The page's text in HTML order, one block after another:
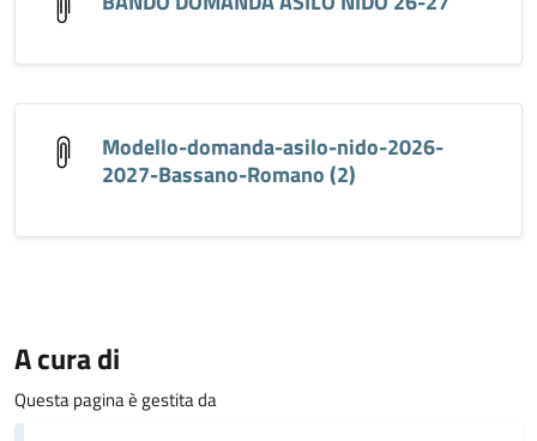
Modello-domanda-asilo-nido-2026-
2027-Bassano-Romano (2)
A cura di
Questa pagina è gestita da